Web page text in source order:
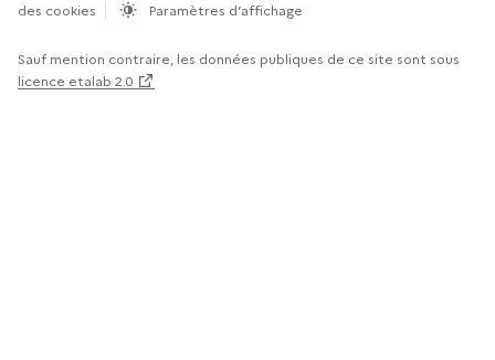
des cookies Paramètres d’affichage
Sauf mention contraire, les données publiques de ce site sont sous
licence etalab 2.0